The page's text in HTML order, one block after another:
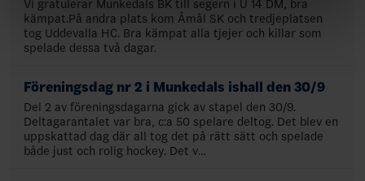
Vi gratulerar Munkedals BK till segern i U 14 DM, bra
kämpat.På andra plats kom Åmål SK och tredjeplatsen
tog Uddevalla HC. Bra kämpat alla tjejer och killar som
spelade dessa två dagar.
Föreningsdag nr 2 i Munkedals ishall den 30/9
Del 2 av föreningsdagarna gick av stapel den 30/9.
Deltagarantalet var bra, c:a 50 spelare deltog. Det blev en
uppskattad dag där all tog det på rätt sätt och spelade
både just och rolig hockey. Det v…